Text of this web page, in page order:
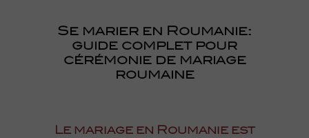
Se marier en Roumanie:
guide complet pour
cérémonie de mariage
roumaine
Le mariage en Roumanie est